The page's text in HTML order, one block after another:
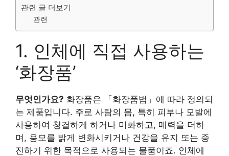
관련 글 더보기
관련
1. 인체에 직접 사용하는
‘화장품’
무엇인가요? 화장품은 「화장품법」에 따라 정의되
는 제품입니다. 주로 사람의 몸, 특히 피부나 모발에
사용하여 청결하게 하거나 미화하고, 매력을 더하
며, 용모를 밝게 변화시키거나 건강을 유지 또는 증
진하기 위한 목적으로 사용되는 물품이죠. 인체에